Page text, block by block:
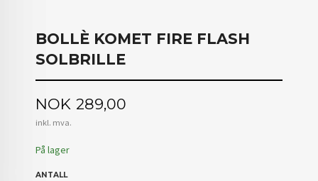
BOLLÈ KOMET FIRE FLASH
SOLBRILLE
Pris
NOK 289,00
inkl. mva.
På lager
ANTALL